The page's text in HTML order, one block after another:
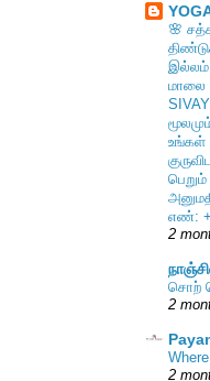
🌸
இல்லம்
மாலை
எண்:
2
சொற்
2
2